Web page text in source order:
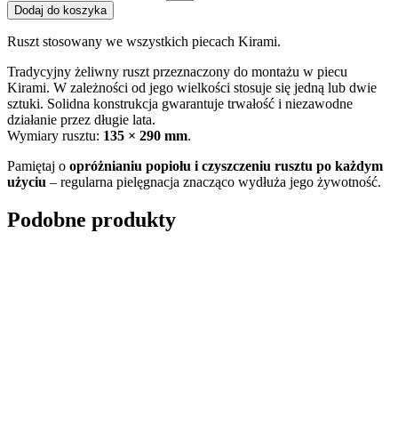
Dodaj do koszyka
Ruszt stosowany we wszystkich piecach Kirami.
Tradycyjny żeliwny ruszt przeznaczony do montażu w piecu
Kirami. W zależności od jego wielkości stosuje się jedną lub dwie
sztuki. Solidna konstrukcja gwarantuje trwałość i niezawodne
działanie przez długie lata.
Wymiary rusztu: 135 × 290 mm.
Pamiętaj o opróżnianiu popiołu i czyszczeniu rusztu po każdym
użyciu – regularna pielęgnacja znacząco wydłuża jego żywotność.
Podobne produkty